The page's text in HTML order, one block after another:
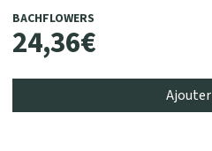
BACHFLOWERS
24,36€
Ajouter